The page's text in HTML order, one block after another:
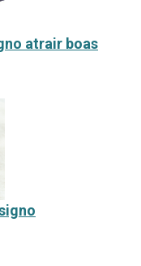
atrair boas